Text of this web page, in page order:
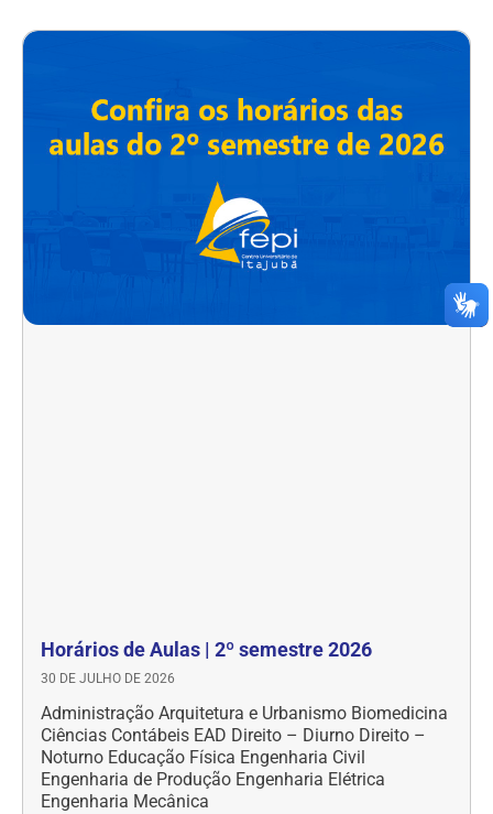
Horários de Aulas | 2º semestre 2026
30 DE JULHO DE 2026
Administração Arquitetura e Urbanismo Biomedicina
Ciências Contábeis EAD Direito – Diurno Direito –
Noturno Educação Física Engenharia Civil
Engenharia de Produção Engenharia Elétrica
Engenharia Mecânica